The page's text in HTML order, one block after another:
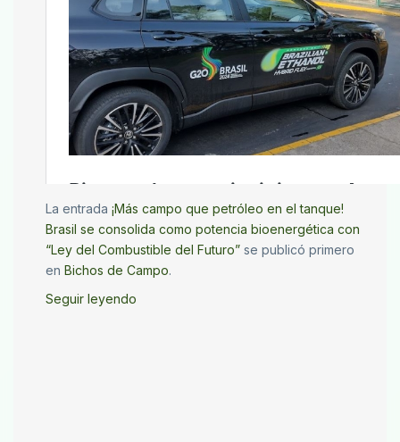
La entrada ¡Más campo que petróleo en el tanque!
Brasil se consolida como potencia bioenergética con
“Ley del Combustible del Futuro” se publicó primero
en Bichos de Campo.
Seguir leyendo